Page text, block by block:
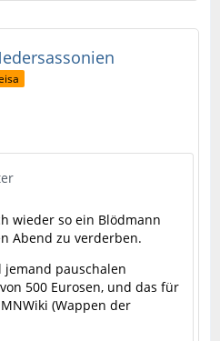
wieder so ein Blödmann
Abend zu verderben.
pauschalen
500 Eurosen, und das für
(Wappen der